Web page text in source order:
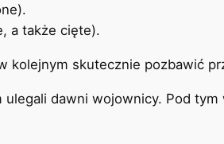
a także cięte).
kolejnym skutecznie pozbawić
ulegali dawni wojownicy. Pod